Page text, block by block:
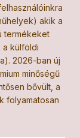
akik a
termékeket
a külföldi
2026-ban új
minőségű
bővült, a
folyamatosan